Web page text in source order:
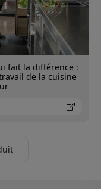
fait la différence :
de la cuisine